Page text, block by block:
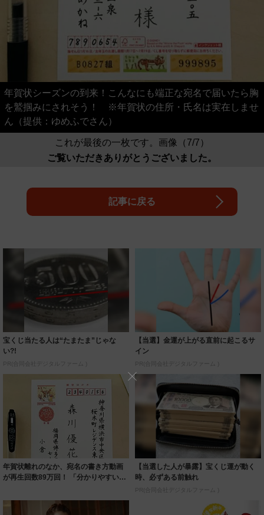
年賀状シーズンの到来！こんなにも端正な宛名で届いたら胸
を鷲掴みにされそう！ ※年賀状の住所・氏名は実在しませ
ん（提供：ゆめふでさん）
これが最後の一枚です。画像（7/7）
ご覧いただきありがとうございました。
記事に戻る
宝くじ当たる人は“たまたま”じゃな
い?!
PR(合同会社デジタルファーム )
【当選】金運が上がる直前に起こるサ
イン
PR(合同会社デジタルファーム )
年賀状離れのなか、宛名の書き方動画
が再生回数89万回！ 「分かりやすい」
【当選した人が暴露】宝くじ運が動く
時、必ずある前触れ
PR(合同会社デジタルファーム )